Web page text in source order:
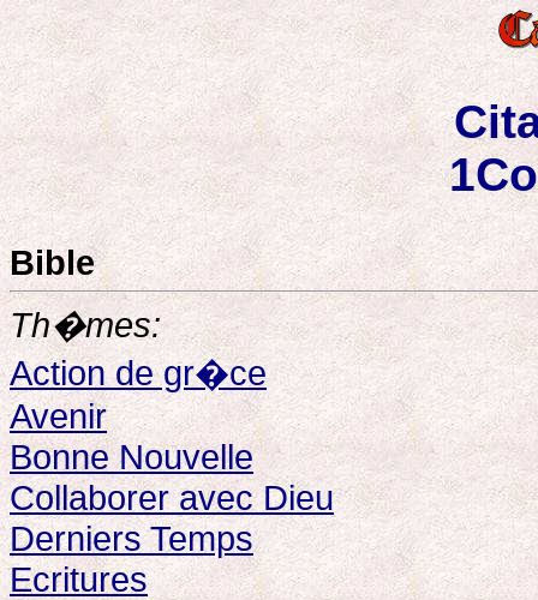
Bible
Th�mes:
Action de gr�ce
Avenir
Bonne Nouvelle
Collaborer avec Dieu
Derniers Temps
Ecritures